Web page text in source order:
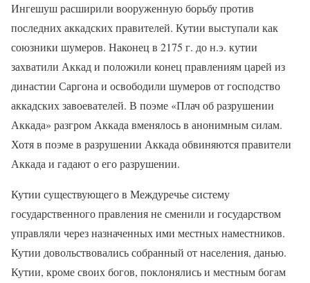
Ингешуш расширили вооруженную борьбу против
последних аккадских правителей. Кутии выступали как
союзники шумеров. Наконец в 2175 г. до н.э. кутии
захватили Аккад и положили конец правлениям царей из
династии Саргона и освободили шумеров от господство
аккадских завоевателей. В поэме «Плач об разрушении
Аккада» разгром Аккада вменялось в анонимным силам.
Хотя в поэме в разрушении Аккада обвиняются правители
Аккада и гадают о его разрушении.
Кутии существующего в Междуречье систему
государственного правления не сменили и государством
управляли через назначенных ими местных наместников.
Кутии довольствовались собранный от населения, данью.
Кутии, кроме своих богов, поклонялись и местным богам